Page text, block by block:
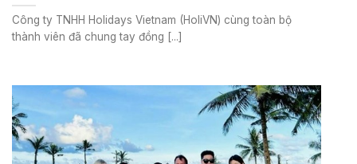
Công ty TNHH Holidays Vietnam (HoliVN) cùng toàn bộ
thành viên đã chung tay đồng [...]